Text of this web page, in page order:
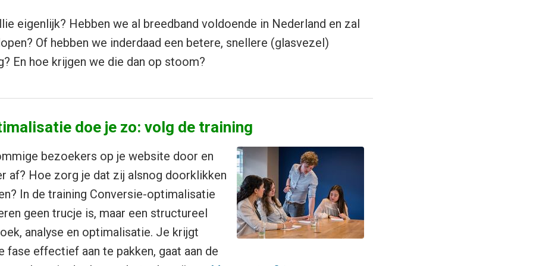
eigenlijk? Hebben we al breedband voldoende in Nederland en zal
Of hebben we inderdaad een betere, snellere (glasvezel)
En hoe krijgen we die dan op stoom?
doe je zo: volg de training
bezoekers op je website door en
af? Hoe zorg je dat zij alsnog doorklikken
In de training Conversie-optimalisatie
geen trucje is, maar een structureel
analyse en optimalisatie. Je krijgt
fase effectief aan te pakken, gaat aan de